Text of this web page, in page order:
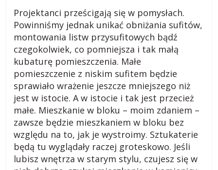
Projektanci prześcigają się w pomysłach.
Powinniśmy jednak unikać obniżania sufitów,
montowania listw przysufitowych bądź
czegokolwiek, co pomniejsza i tak małą
kubaturę pomieszczenia. Małe
pomieszczenie z niskim sufitem będzie
sprawiało wrażenie jeszcze mniejszego niż
jest w istocie. A w istocie i tak jest przecież
małe. Mieszkanie w bloku – moim zdaniem –
zawsze będzie mieszkaniem w bloku bez
względu na to, jak je wystroimy. Sztukaterie
będą tu wyglądały raczej groteskowo. Jeśli
lubisz wnętrza w starym stylu, czujesz się w